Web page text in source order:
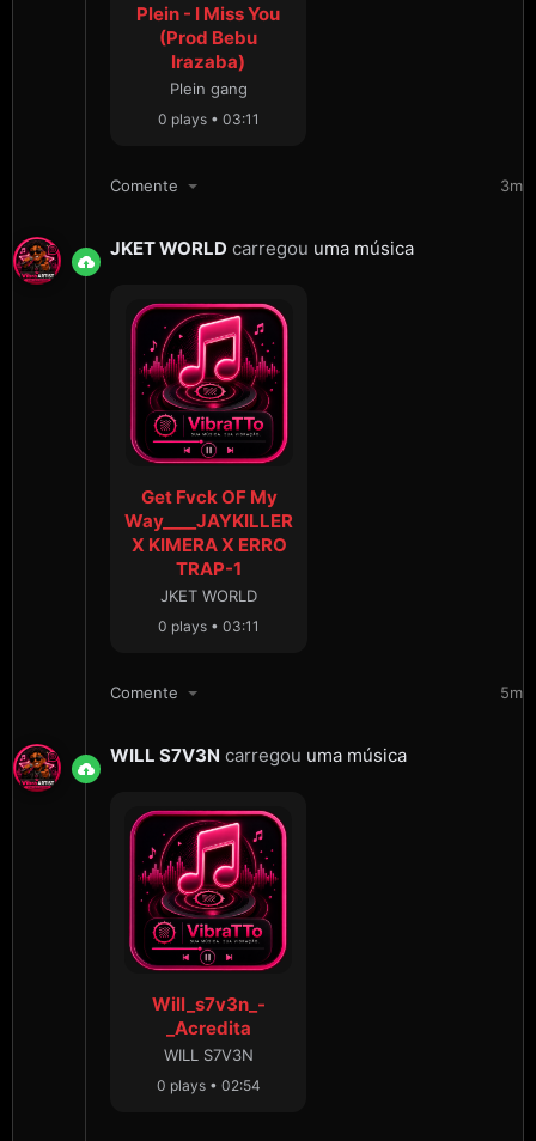
Plein - I Miss You
(Prod Bebu
Irazaba)
Plein gang
0 plays • 03:11
Comente 3m
JKET WORLD carregou uma música
Get Fvck OF My
Way____JAYKILLER
X KIMERA X ERRO
TRAP-1
JKET WORLD
0 plays • 03:11
Comente 5m
WILL S7V3N carregou uma música
Will_s7v3n_-
_Acredita
WILL S7V3N
0 plays • 02:54